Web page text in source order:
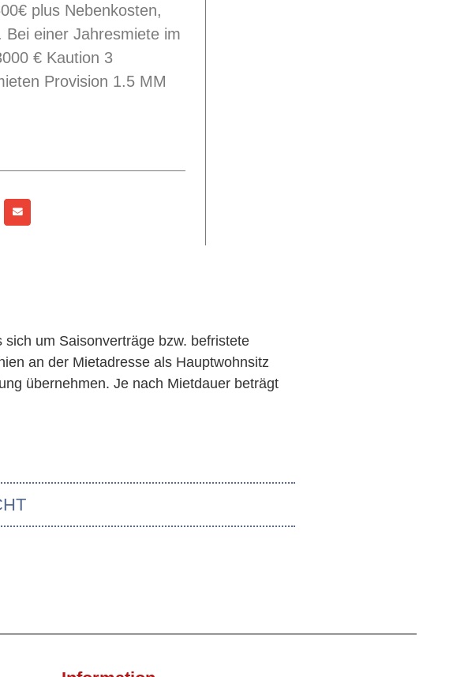
plus Nebenkosten,
Bei einer Jahresmiete im
€ Kaution 3
Provision 1.5 MM
um Saisonverträge bzw. befristete
an der Mietadresse als Hauptwohnsitz
übernehmen. Je nach Mietdauer beträgt